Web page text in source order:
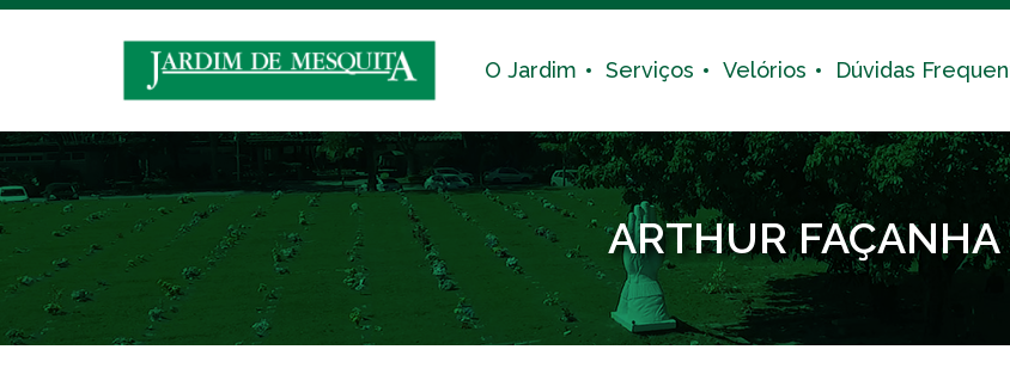
O Jardim Serviços Velórios Dúvidas
ARTHUR FAÇANHA